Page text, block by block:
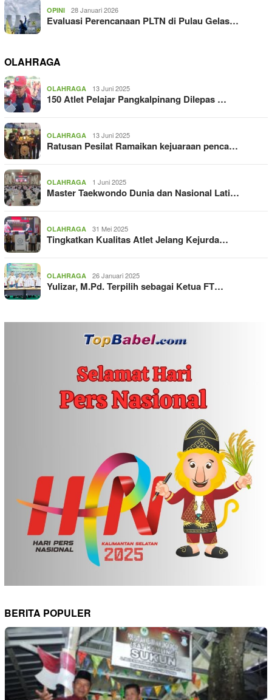
OPINI 28 Januari 2026
Evaluasi Perencanaan PLTN di Pulau Gelas…
OLAHRAGA
OLAHRAGA 13 Juni 2025
150 Atlet Pelajar Pangkalpinang Dilepas …
OLAHRAGA 13 Juni 2025
Ratusan Pesilat Ramaikan kejuaraan penca…
OLAHRAGA 1 Juni 2025
Master Taekwondo Dunia dan Nasional Lati…
OLAHRAGA 31 Mei 2025
Tingkatkan Kualitas Atlet Jelang Kejurda…
OLAHRAGA 26 Januari 2025
Yulizar, M.Pd. Terpilih sebagai Ketua FT…
BERITA POPULER